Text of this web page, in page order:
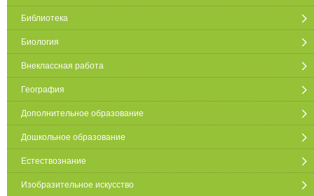
Библиотека
Биология
Внеклассная работа
География
Дополнительное образование
Дошкольное образование
Естествознание
Изобразительное искусство